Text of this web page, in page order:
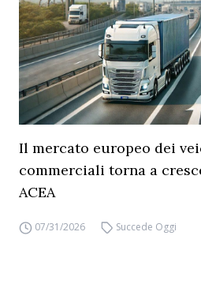
Il mercato europeo dei
commerciali torna a
ACEA
07/31/2026 Succede Oggi